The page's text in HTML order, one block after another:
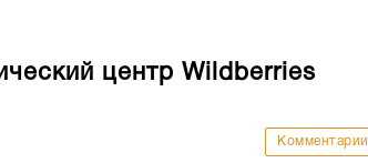
центр Wildberries
Комментарии